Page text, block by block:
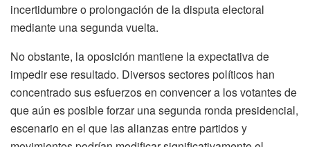
incertidumbre o prolongación de la disputa electoral
mediante una segunda vuelta.
No obstante, la oposición mantiene la expectativa de
impedir ese resultado. Diversos sectores políticos han
concentrado sus esfuerzos en convencer a los votantes de
que aún es posible forzar una segunda ronda presidencial,
escenario en el que las alianzas entre partidos y